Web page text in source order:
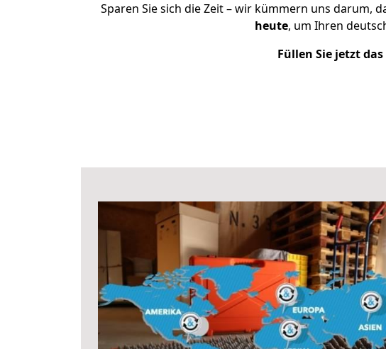
Sparen Sie sich die Zeit – wir kümmern uns darum,
heute, um Ihren
Füllen Sie jetzt